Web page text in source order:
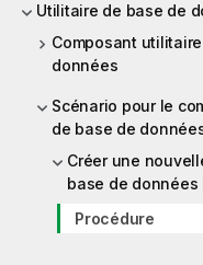
Utilitaire de base de
Composant
données
Scénario pour le
de base de
Créer une
base de données
Procédure